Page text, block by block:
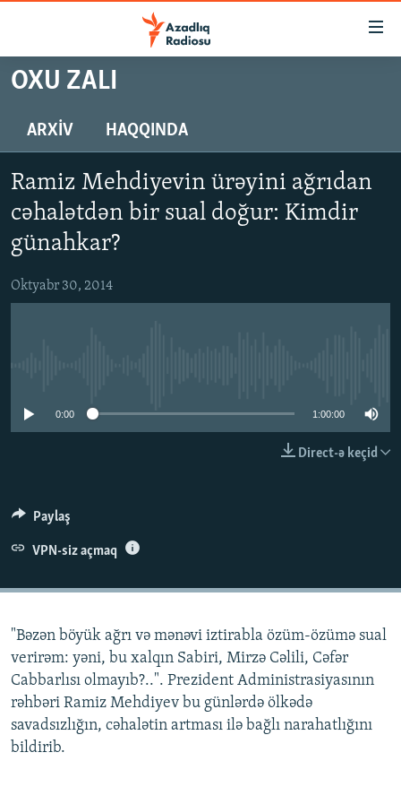
Əsas
məzmuna
Əsas
qayıt
Axtarışa
#İZAHLA
#ƏSLINDƏ
FƏRQƏ BAX
QANUNI DOĞRU
ARAŞDIRMA
İNFOQRAFIKA
AZƏRBAYCAN ƏDƏBIYYATI KITABXANASI
MISSIYAMIZ
AZADLIQRADIOSU MOBIL TELEFONUNUZDA
BIZIMLƏ ƏLAQƏ
BIZI IZLƏ
RFE/RL-in bütün saytları
OXU ZALI
ARXIV HAQQINDA
Ramiz Mehdiyevin ürəyini ağrıdan
cəhalətdən bir sual doğur: Kimdir
günahkar?
Oktyabr 30, 2014
0:00 1:00:00
Direct-ə keçid
Paylaş
VPN-siz açmaq
"Bəzən böyük ağrı və mənəvi iztirabla özüm-özümə sual
verirəm: yəni, bu xalqın Sabiri, Mirzə Cəlili, Cəfər
Cabbarlısı olmayıb?..". Prezident Administrasiyasının
rəhbəri Ramiz Mehdiyev bu günlərdə ölkədə
savadsızlığın, cəhalətin artması ilə bağlı narahatlığını
bildirib.